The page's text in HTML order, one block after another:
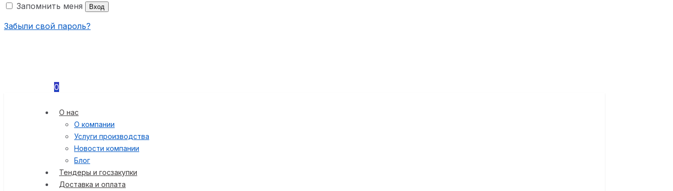
Запомнить меня
Вход
Забыли свой пароль?
0
О нас
О компании
Услуги производства
Новости компании
Блог
Тендеры и госзакупки
Доставка и оплата